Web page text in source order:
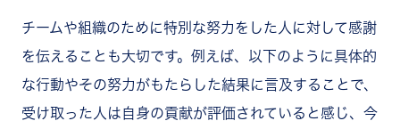
チームや組織のために特別な努力をした人に対して感謝
を伝えることも大切です。例えば、以下のように具体的
な行動やその努力がもたらした結果に言及することで、
受け取った人は自身の貢献が評価されていると感じ、今